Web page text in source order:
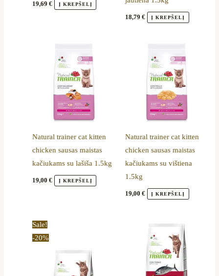
19,69€ Į KREPŠELĮ
18,79 € Į KREPŠELĮ
Natural trainer cat kitten
chicken sausas maistas
kačiukams su lašiša 1.5kg
19,00€ Į KREPŠELĮ
Natural trainer cat kitten
chicken sausas maistas
kačiukams su vištiena
1.5kg
19,00 € Į KREPŠELĮ
Sale!
-20%